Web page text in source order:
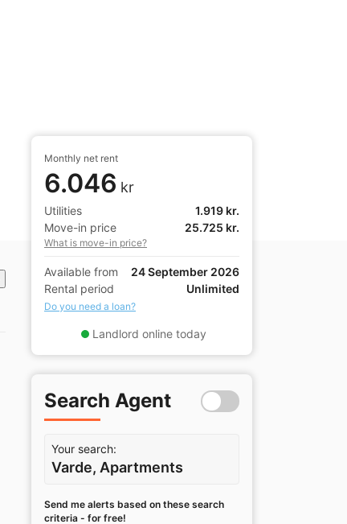
Monthly net rent
6.046 kr
Utilities
1.919 kr.
Move-in price
25.725 kr.
What is move-in price?
Available from
24 September 2026
Rental period
Unlimited
Do you need a loan?
Landlord online today
Search Agent
Your search:
Varde, Apartments
Send me alerts based on these search
criteria - for free!